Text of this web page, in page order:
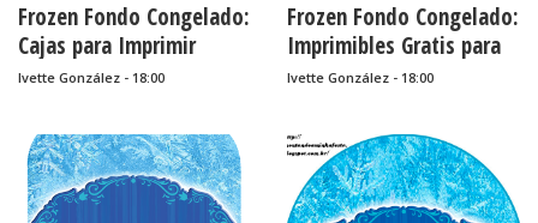
Frozen Fondo Congelado:
Cajas para Imprimir
Gratis.
Ivette González - 18:00
Frozen Fondo Congelado:
Imprimibles Gratis para
Fiestas.
Ivette González - 18:00